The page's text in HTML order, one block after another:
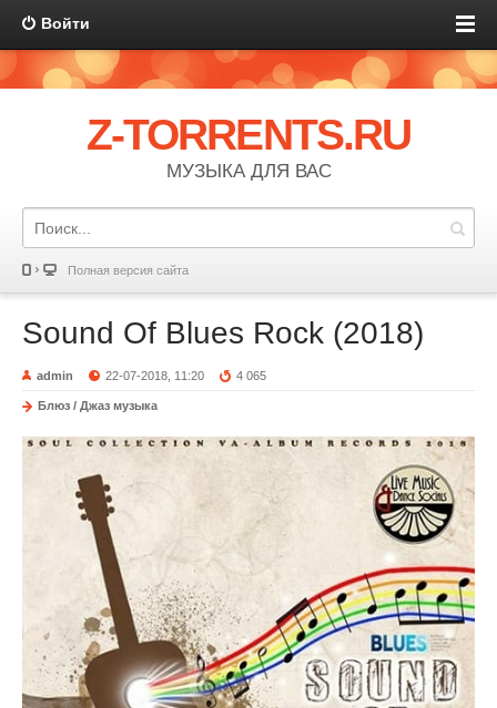
Войти
Z-TORRENTS.RU
МУЗЫКА ДЛЯ ВАС
Полная версия сайта
Sound Of Blues Rock (2018)
admin 22-07-2018, 11:20 4 065
Блюз / Джаз музыка